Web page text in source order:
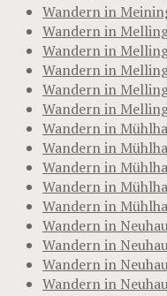
Wandern in
Wandern in
Wandern in
Wandern in
Wandern in
Wandern in
Wandern in
Wandern in
Wandern in
Wandern in
Wandern in
Wandern in
Wandern in
Wandern in
Wandern in